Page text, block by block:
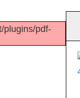
plugins/pdf-